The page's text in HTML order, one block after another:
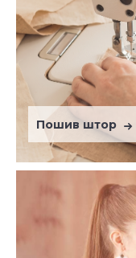
Пошив штор